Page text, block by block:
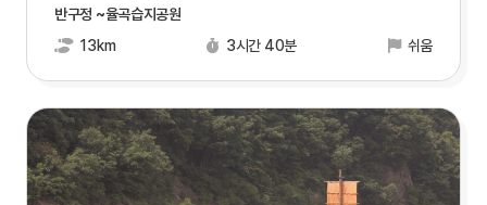
반구정 ~율곡습지공원
13km
3시간 40분 쉬움